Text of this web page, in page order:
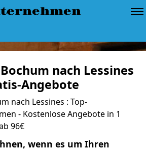
nach Lessines
Angebote
nach Lessines : Top-
- Kostenlose Angebote in 1
96€
wenn es um Ihren